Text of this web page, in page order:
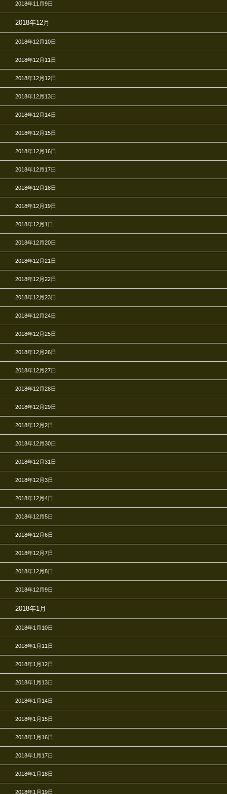
2018年11月9日
2018年12月
2018年12月10日
2018年12月11日
2018年12月12日
2018年12月13日
2018年12月14日
2018年12月15日
2018年12月16日
2018年12月17日
2018年12月18日
2018年12月19日
2018年12月1日
2018年12月20日
2018年12月21日
2018年12月22日
2018年12月23日
2018年12月24日
2018年12月25日
2018年12月26日
2018年12月27日
2018年12月28日
2018年12月29日
2018年12月2日
2018年12月30日
2018年12月31日
2018年12月3日
2018年12月4日
2018年12月5日
2018年12月6日
2018年12月7日
2018年12月8日
2018年12月9日
2018年1月
2018年1月10日
2018年1月11日
2018年1月12日
2018年1月13日
2018年1月14日
2018年1月15日
2018年1月16日
2018年1月17日
2018年1月18日
2018年1月19日